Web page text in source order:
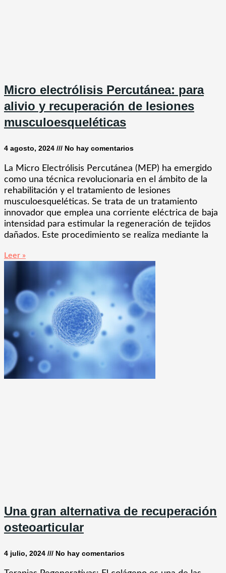
Micro electrólisis Percutánea: para
alivio y recuperación de lesiones
musculoesqueléticas
4 agosto, 2024 No hay comentarios
La Micro Electrólisis Percutánea (MEP) ha emergido
como una técnica revolucionaria en el ámbito de la
rehabilitación y el tratamiento de lesiones
musculoesqueléticas. Se trata de un tratamiento
innovador que emplea una corriente eléctrica de baja
intensidad para estimular la regeneración de tejidos
dañados. Este procedimiento se realiza mediante la
Leer »
Una gran alternativa de recuperación
osteoarticular
4 julio, 2024 No hay comentarios